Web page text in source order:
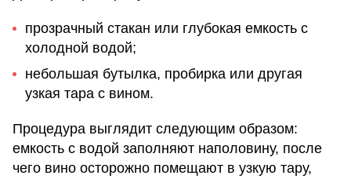
прозрачный стакан или глубокая емкость с
холодной водой;
небольшая бутылка, пробирка или другая
узкая тара с вином.
Процедура выглядит следующим образом:
емкость с водой заполняют наполовину, после
чего вино осторожно помещают в узкую тару,